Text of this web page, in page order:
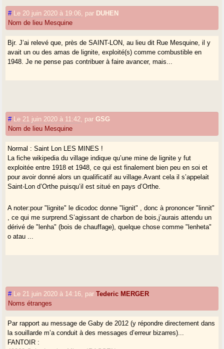
# Le 20 juin 2020 à 19:06 par DUHEN
Nom de lieu Mesquine
Bjr. J’ai relevé que, près de SAINT-LON, au lieu dit Rue Mesquine, il y
avait un ou des amas de lignite, exploité(s) comme combustible en
1948. Je ne pense pas contribuer à faire avancer, mais...
# Le 21 juin 2020 à 11:42 parGSG
Nom de lieu Mesquine
Normal : Saint Lon LES MINES !
La fiche wikipedia du village indique qu’une mine de lignite y fut
exploitée entre 1918 et 1948, ce qui est finalement bien peu en soi et
pour avoir donné alors un qualificatif au village.Avant cela il s’appelait
Saint-Lon d’Orthe puisqu’il est situé en pays d’Orthe.
A noter:pour "lignite" le dicodoc donne "lignit" , donc à prononcer "linnit"
, ce qui me surprend.S’agissant de charbon de bois,j’aurais attendu un
dérivé de "lenha" (bois de chauffage), quelque chose comme "lenheta"
o atau ...
# Le 21 juin 2020 à 14:16 parTederic MERGER
Noms étranges
Par rapport au message de Gaby de 2012 (y répondre directement dans
la souillarde m’a conduit à des messages d’erreur bizarres)...
FANTOIR :